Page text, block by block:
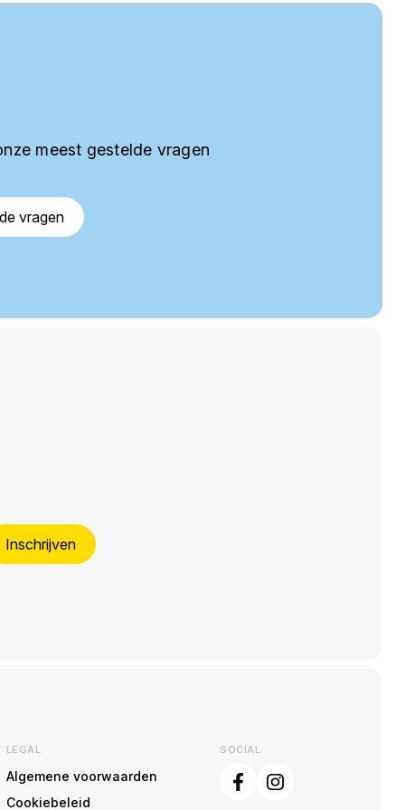
meest gestelde vragen
vragen
Inschrijven
LEGAL
Algemene voorwaarden
Cookiebeleid
SOCIAL